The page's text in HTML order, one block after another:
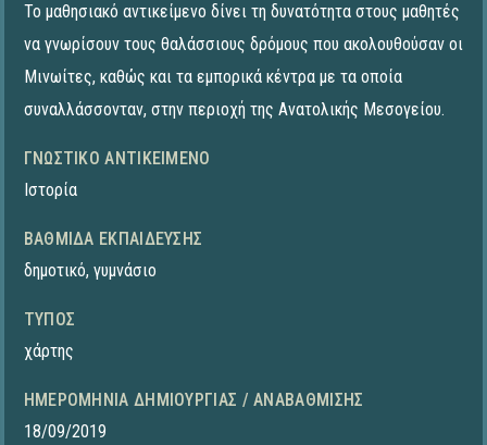
Το μαθησιακό αντικείμενο δίνει τη δυνατότητα στους μαθητές
να γνωρίσουν τους θαλάσσιους δρόμους που ακολουθούσαν οι
Μινωίτες, καθώς και τα εμπορικά κέντρα με τα οποία
συναλλάσσονταν, στην περιοχή της Ανατολικής Μεσογείου.
ΓΝΩΣΤΙΚΌ ΑΝΤΙΚΕΊΜΕΝΟ
Ιστορία
ΒΑΘΜΊΔΑ ΕΚΠΑΊΔΕΥΣΗΣ
δημοτικό, γυμνάσιο
ΤΎΠΟΣ
χάρτης
ΗΜΕΡΟΜΗΝΊΑ ΔΗΜΙΟΥΡΓΊΑΣ / ΑΝΑΒΆΘΜΙΣΗΣ
18/09/2019